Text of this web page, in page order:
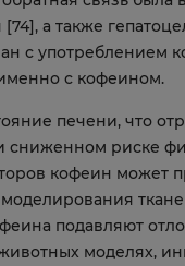
а также
с употреблением
с кофеином.
печени, что
риске
кофеин может
подавляют
моделях,